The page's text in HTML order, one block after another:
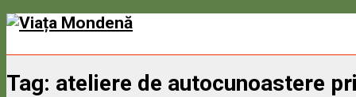
Tag: ateliere de autocunoastere